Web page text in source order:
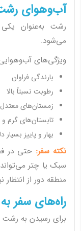
آب‌وهوای
رشت به‌عنوان یکی
می‌شود.
ویژگی‌های
بارندگی فراوان
رطوبت نسبتاً بالا
زمستان‌های معتدل
تابستان‌های گرم
بهار و پاییز بسیار
نکته سفر: حتی در
سبک یا چتر
منطقه دور از
راه‌های سفر
برای رسیدن به